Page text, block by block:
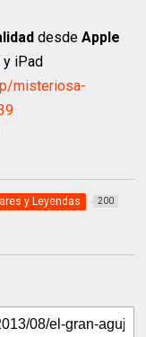
desdeApple
y iPad
misteriosa-
y Leyendas 200